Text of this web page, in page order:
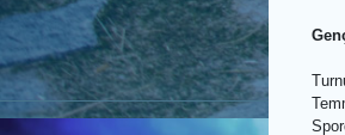
BÜYÜKŞEHİR’DEN
GERZELE MAHALLESİ’NDE
DÖNÜŞÜM HAMLESİ